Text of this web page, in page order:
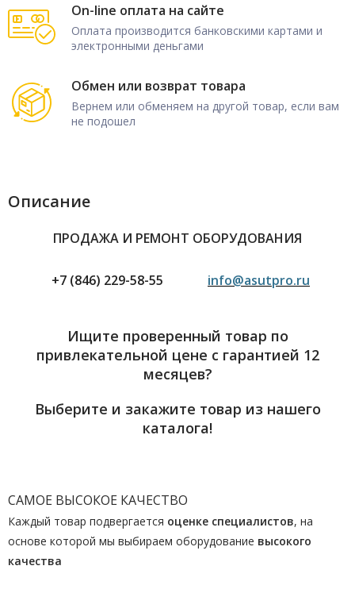
On-line оплата на сайте
Оплата производится банковскими картами и
электронными деньгами
Обмен или возврат товара
Вернем или обменяем на другой товар, если вам
не подошел
Описание
ПРОДАЖА И РЕМОНТ ОБОРУДОВАНИЯ
+7 (846) 229-58-55 info@asutpro.ru
Ищите проверенный товар по
привлекательной цене с гарантией 12
месяцев?
Выберите и закажите товар из нашего
каталога!
САМОЕ ВЫСОКОЕ КАЧЕСТВО
Каждый товар подвергается оценке специалистов, на
основе которой мы выбираем оборудование высокого
качества